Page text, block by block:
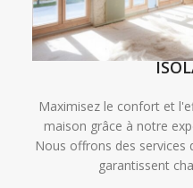
Maximisez le confort et
maison grâce à notre
Nous offrons des services
garantissent